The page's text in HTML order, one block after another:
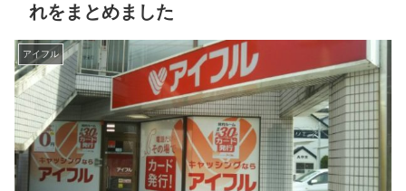
れをまとめました
アイフル